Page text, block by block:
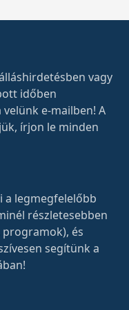
vagy
időben
e-mailben! A
írjon le minden
a legmegfelelőbb
részletesebben
és
segítünk a